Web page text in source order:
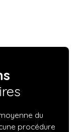
du
procédure